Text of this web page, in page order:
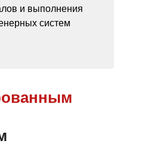
и выполнения
систем